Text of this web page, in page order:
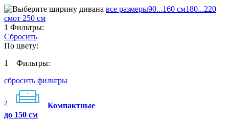
все размеры90...160 см180...220
смот 250 см
1 Фильтры:
Сбросить
По цвету:
1 Фильтры:
сбросить фильтры
2
Компактные
до 150 см